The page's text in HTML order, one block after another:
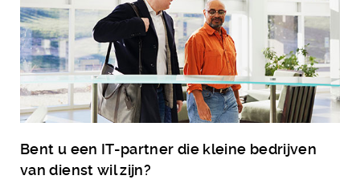
Bent u een IT-partner die kleine bedrijven
van dienst wil zijn?